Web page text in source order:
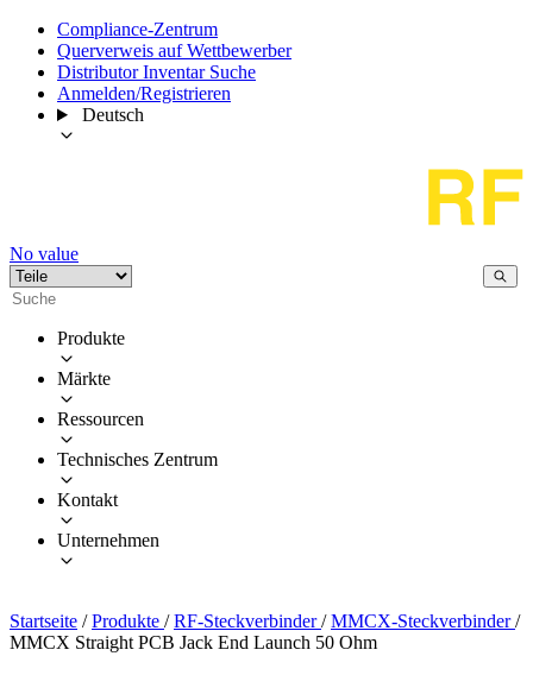
Compliance-Zentrum
Querverweis auf Wettbewerber
Distributor Inventar Suche
Anmelden/Registrieren
Deutsch
No value
Produkte
Märkte
Ressourcen
Technisches Zentrum
Kontakt
Unternehmen
Startseite / Produkte / RF-Steckverbinder/ MMCX-Steckverbinder/
MMCX Straight PCB Jack End Launch 50 Ohm